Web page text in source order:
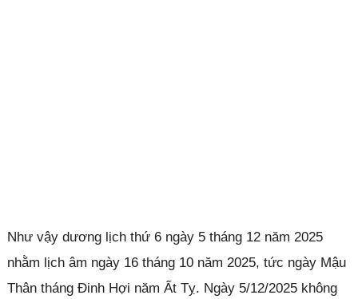
Như vậy dương lịch thứ 6 ngày 5 tháng 12 năm 2025
nhằm lịch âm ngày 16 tháng 10 năm 2025, tức ngày Mậu
Thân tháng Đinh Hợi năm Ất Tỵ. Ngày 5/12/2025 không